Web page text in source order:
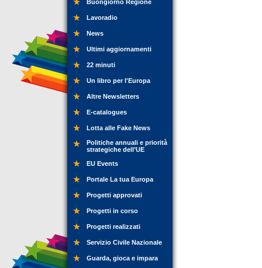
Buongiorno Regione
Lavoradio
News
Ultimi aggiornamenti
22 minuti
Un libro per l'Europa
Altre Newsletters
E-catalogues
Lotta alle Fake News
Politiche annuali e priorità
strategiche dell’UE
EU Events
Portale La tua Europa
Progetti approvati
Progetti in corso
Progetti realizzati
Servizio Civile Nazionale
Guarda, gioca e impara